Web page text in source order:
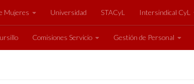
Mujeres Universidad STACyL Intersindical CyL
Comisiones Servicio Gestión de Personal